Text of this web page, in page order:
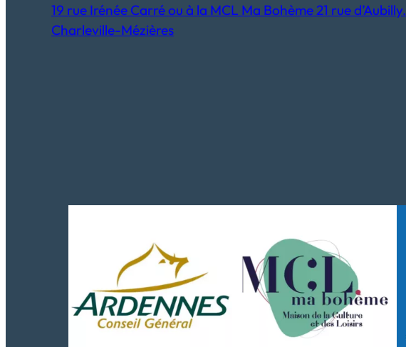
19 rue Irénée Carré ou à la MCL Ma Bohème 21 rue d’Aubilly.
Charleville-Mézières